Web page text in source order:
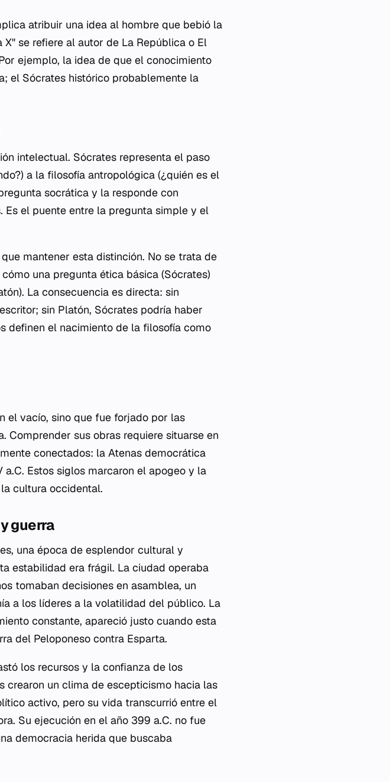
atribuir una idea al hombre que bebió la
se refiere al autor de La República o El
ejemplo, la idea de que el conocimiento
el Sócrates histórico probablemente la
intelectual. Sócrates representa el paso
a la filosofía antropológica (¿quién es el
socrática y la responde con
el puente entre la pregunta simple y el
mantener esta distinción. No se trata de
una pregunta ética básica (Sócrates)
La consecuencia es directa: sin
sin Platón, Sócrates podría haber
definen el nacimiento de la filosofía como
el vacío, sino que fue forjado por las
Comprender sus obras requiere situarse en
conectados: la Atenas democrática
Estos siglos marcaron el apogeo y la
cultura occidental.
guerra
una época de esplendor cultural y
estabilidad era frágil. La ciudad operaba
tomaban decisiones en asamblea, un
a los líderes a la volatilidad del público. La
constante, apareció justo cuando esta
del Peloponeso contra Esparta.
los recursos y la confianza de los
crearon un clima de escepticismo hacia las
activo, pero su vida transcurrió entre el
Su ejecución en el año 399 a.C. no fue
democracia herida que buscaba